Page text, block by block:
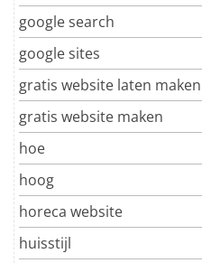
google search
google sites
gratis website laten maken
gratis website maken
hoe
hoog
horeca website
huisstijl